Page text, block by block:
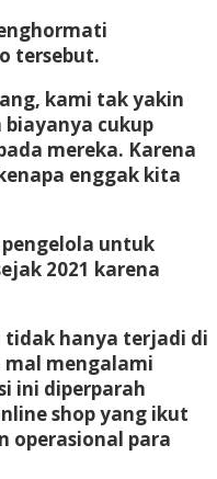
tersebut.
kami tak yakin
biayanya cukup
mereka. Karena
enggak kita
untuk
2021 karena
tidak hanya terjadi di
mal mengalami
ini diperparah
shop yang ikut
operasional para